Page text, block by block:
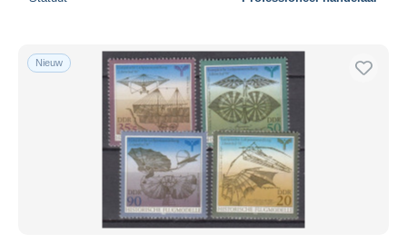
Nieuw